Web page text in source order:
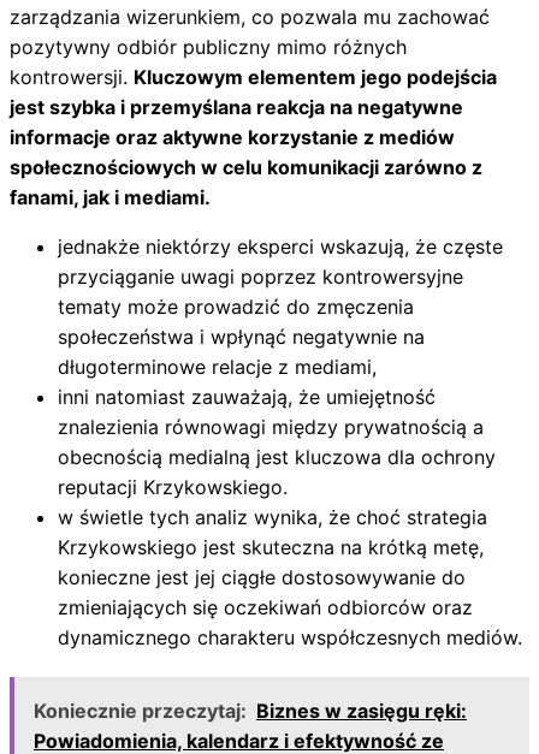
zarządzania wizerunkiem, co pozwala mu zachować
pozytywny odbiór publiczny mimo różnych
kontrowersji. Kluczowym elementem jego podejścia
jest szybka i przemyślana reakcja na negatywne
informacje oraz aktywne korzystanie z mediów
społecznościowych w celu komunikacji zarówno z
fanami, jak i mediami.
jednakże niektórzy eksperci wskazują, że częste
przyciąganie uwagi poprzez kontrowersyjne
tematy może prowadzić do zmęczenia
społeczeństwa i wpłynąć negatywnie na
długoterminowe relacje z mediami,
inni natomiast zauważają, że umiejętność
znalezienia równowagi między prywatnością a
obecnością medialną jest kluczowa dla ochrony
reputacji Krzykowskiego.
w świetle tych analiz wynika, że choć strategia
Krzykowskiego jest skuteczna na krótką metę,
konieczne jest jej ciągłe dostosowywanie do
zmieniających się oczekiwań odbiorców oraz
dynamicznego charakteru współczesnych mediów.
Koniecznie przeczytaj: Biznes w zasięgu ręki:
Powiadomienia, kalendarz i efektywność ze